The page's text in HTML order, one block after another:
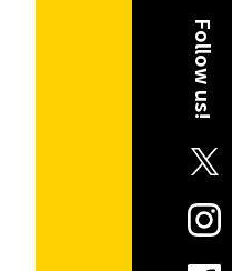
Follow us!